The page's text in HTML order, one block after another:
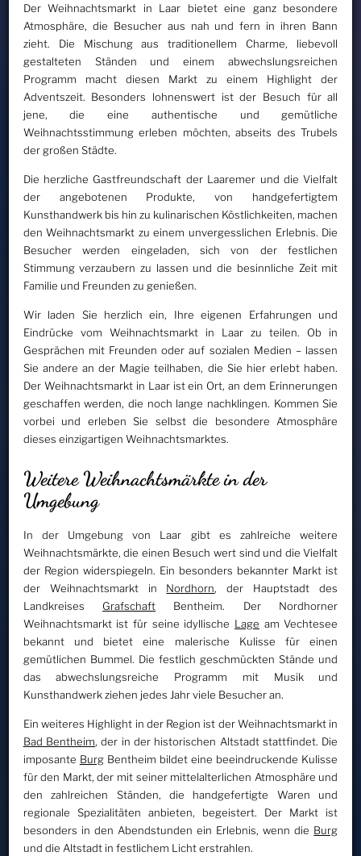
Der Weihnachtsmarkt in Laar bietet eine ganz besondere
Atmosphäre, die Besucher aus nah und fern in ihren Bann
zieht. Die Mischung aus traditionellem Charme, liebevoll
gestalteten Ständen und einem abwechslungsreichen
Programm macht diesen Markt zu einem Highlight der
Adventszeit. Besonders lohnenswert ist der Besuch für all
jene, die eine authentische und gemütliche
Weihnachtsstimmung erleben möchten, abseits des Trubels
der großen Städte.
Die herzliche Gastfreundschaft der Laaremer und die Vielfalt
der angebotenen Produkte, von handgefertigtem
Kunsthandwerk bis hin zu kulinarischen Köstlichkeiten, machen
den Weihnachtsmarkt zu einem unvergesslichen Erlebnis. Die
Besucher werden eingeladen, sich von der festlichen
Stimmung verzaubern zu lassen und die besinnliche Zeit mit
Familie und Freunden zu genießen.
Wir laden Sie herzlich ein, Ihre eigenen Erfahrungen und
Eindrücke vom Weihnachtsmarkt in Laar zu teilen. Ob in
Gesprächen mit Freunden oder auf sozialen Medien – lassen
Sie andere an der Magie teilhaben, die Sie hier erlebt haben.
Der Weihnachtsmarkt in Laar ist ein Ort, an dem Erinnerungen
geschaffen werden, die noch lange nachklingen. Kommen Sie
vorbei und erleben Sie selbst die besondere Atmosphäre
dieses einzigartigen Weihnachtsmarktes.
Weitere Weihnachtsmärkte in der
Umgebung
In der Umgebung von Laar gibt es zahlreiche weitere
Weihnachtsmärkte, die einen Besuch wert sind und die Vielfalt
der Region widerspiegeln. Ein besonders bekannter Markt ist
der Weihnachtsmarkt in Nordhorn, der Hauptstadt des
Landkreises Grafschaft Bentheim. Der Nordhorner
Weihnachtsmarkt ist für seine idyllische Lage am Vechtesee
bekannt und bietet eine malerische Kulisse für einen
gemütlichen Bummel. Die festlich geschmückten Stände und
das abwechslungsreiche Programm mit Musik und
Kunsthandwerk ziehen jedes Jahr viele Besucher an.
Ein weiteres Highlight in der Region ist der Weihnachtsmarkt in
Bad Bentheim, der in der historischen Altstadt stattfindet. Die
imposante BurgBentheim bildet eine beeindruckende Kulisse
für den Markt, der mit seiner mittelalterlichen Atmosphäre und
den zahlreichen Ständen, die handgefertigte Waren und
regionale Spezialitäten anbieten, begeistert. Der Markt ist
besonders in den Abendstunden ein Erlebnis, wenn die Burg
und die Altstadt in festlichem Licht erstrahlen.